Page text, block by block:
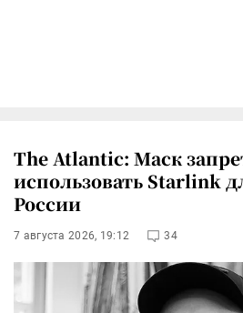
The Atlantic: Маск
использовать Starlink
России
7 августа 2026, 19:12 34